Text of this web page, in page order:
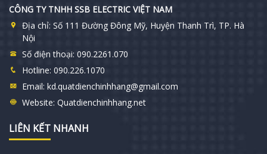
CÔNG TY TNHH SSB ELECTRIC VIỆT NAM
Địa chỉ: Số 111 Đường Đông Mỹ, Huyện Thanh Trì, TP. Hà
Nội
Số điện thoại: 090.2261.070
Hotline: 090.226.1070
Email: kd.quatdienchinhhang@gmail.com
Website: Quatdienchinhhang.net
LIÊN KẾT NHANH